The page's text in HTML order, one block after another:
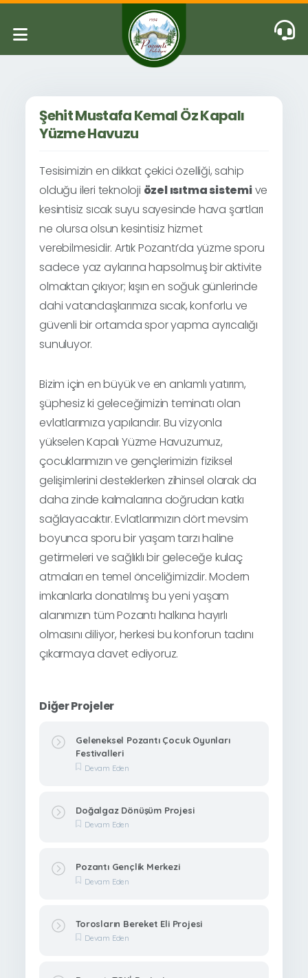
Şehit Mustafa Kemal Öz Kapalı
Yüzme Havuzu
Tesisimizin en dikkat çekici özelliği, sahip
olduğu ileri teknoloji özel ısıtma sistemive
kesintisiz sıcak suyu sayesinde hava şartları
ne olursa olsun kesintisiz hizmet
verebilmesidir. Artık Pozantı’da yüzme sporu
sadece yaz aylarına hapsolmuş bir aktivite
olmaktan çıkıyor; kışın en soğuk günlerinde
dahi vatandaşlarımıza sıcak, konforlu ve
güvenli bir ortamda spor yapma ayrıcalığı
sunuluyor.
Bizim için en büyük ve en anlamlı yatırım,
şüphesiz ki geleceğimizin teminatı olan
evlatlarımıza yapılandır. Bu vizyonla
yükselen Kapalı Yüzme Havuzumuz,
çocuklarımızın ve gençlerimizin fiziksel
gelişimlerini desteklerken zihinsel olarak da
daha zinde kalmalarına doğrudan katkı
sağlayacaktır. Evlatlarımızın dört mevsim
boyunca sporu bir yaşam tarzı haline
getirmeleri ve sağlıklı bir geleceğe kulaç
atmaları en temel önceliğimizdir. Modern
imkanlarla donatılmış bu yeni yaşam
alanımızın tüm Pozantı halkına hayırlı
olmasını diliyor, herkesi bu konforun tadını
çıkarmaya davet ediyoruz.
Diğer Projeler
Geleneksel Pozantı Çocuk Oyunları
Festivalleri
Devam Eden
Doğalgaz Dönüşüm Projesi
Devam Eden
Pozantı Gençlik Merkezi
Devam Eden
Torosların Bereket Eli Projesi
Devam Eden